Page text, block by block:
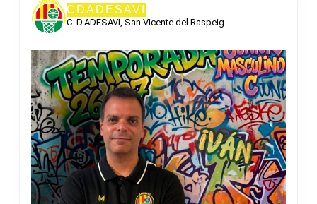
CDADESAVI
C. D.ADESAVI, San Vicente del Raspeig